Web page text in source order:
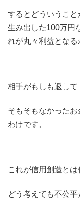
するとどういうこ
生み出した100万円
れが丸々利益となる
相手がもしも返して
そもそもなかった
わけです。
これが信用創造とは
どう考えても不公